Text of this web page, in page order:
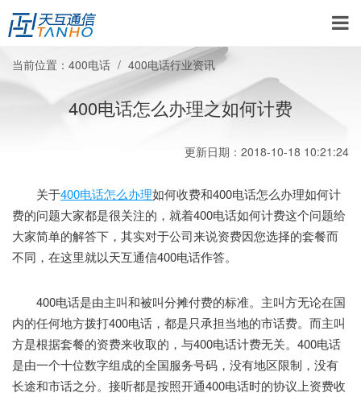
当前位置： 400电话 400电话行业资讯
400电话怎么办理之如何计费
更新日期：2018-10-18 10:21:24
关于400电话怎么办理如何收费和400电话怎么办理如何计
费的问题大家都是很关注的，就着400电话如何计费这个问题给
大家简单的解答下，其实对于公司来说资费因您选择的套餐而
不同，在这里就以天互通信400电话作答。
400电话是由主叫和被叫分摊付费的标准。主叫方无论在国
内的任何地方拨打400电话，都是只承担当地的市话费。而主叫
方是根据套餐的资费来收取的，与400电话计费无关。400电话
是由一个十位数字组成的全国服务号码，没有地区限制，没有
长途和市话之分。接听都是按照开通400电话时的协议上资费收